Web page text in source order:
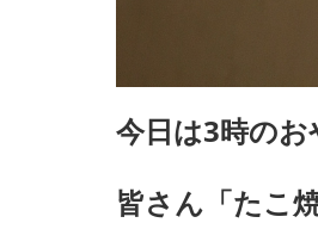
今日は3時の
皆さん「たこ